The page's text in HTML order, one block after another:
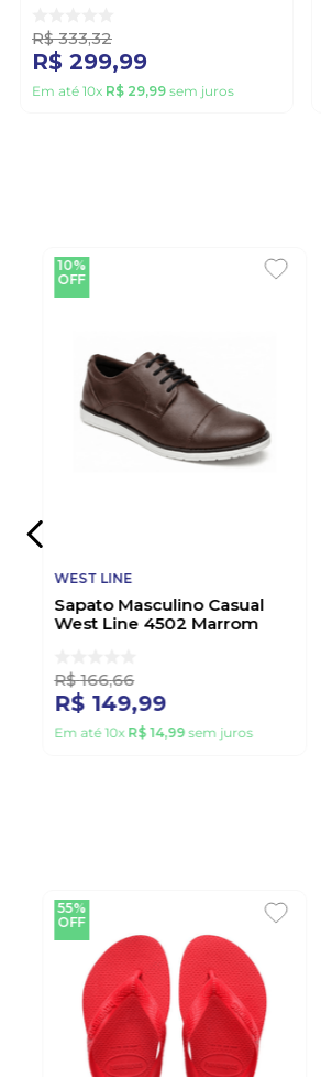
R$ 333,32
R$ 299,99
Em até 10x R$ 29,99sem juros
10%
OFF
WEST LINE
Sapato Masculino Casual
West Line 4502 Marrom
R$ 166,66
R$ 149,99
Em até10x R$ 14,99sem juros
55%
OFF